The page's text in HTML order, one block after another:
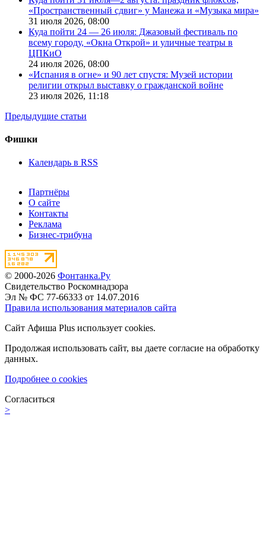
«Пространственный сдвиг» у Манежа и «Музыка мира»
31 июля 2026, 08:00
Куда пойти 24 — 26 июля: Джазовый фестиваль по
всему городу, «Окна Открой» и уличные театры в
ЦПКиО
24 июля 2026, 08:00
«Испания в огне» и 90 лет спустя: Музей истории
религии открыл выставку о гражданской войне
23 июля 2026, 11:18
Предыдущие статьи
Фишки
Календарь в RSS
Партнёры
О сайте
Контакты
Реклама
Бизнес-трибуна
© 2000-2026 Фонтанка.Ру
Свидетельство Роскомнадзора
Эл № ФС 77-66333 от 14.07.2016
Правила использования материалов сайта
Сайт Афиша Plus использует cookies.
Продолжая использовать сайт, вы даете согласие на обработку
данных.
Подробнее о cookies
Согласиться
>